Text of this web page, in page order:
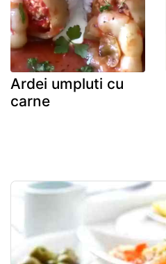
Ardei umpluti cu
carne